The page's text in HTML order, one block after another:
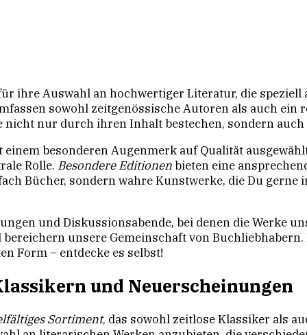
ihre Auswahl an hochwertiger Literatur, die speziell
sowohl zeitgenössische Autoren als auch ein
nur durch ihren Inhalt bestechen, sondern
besonderen Augenmerk auf Qualität
Rolle. Besondere Editionenbieten eine
Bücher, sondern wahre Kunstwerke, die Du gerne
und Diskussionsabende, bei denen die Werke
unsere Gemeinschaft von
Form – entdecke es selbst!
und Neuerscheinungen
Sortiment, das sowohl zeitlose Klassiker als